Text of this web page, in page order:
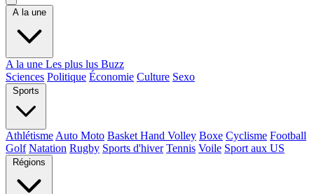
A la une
A la une Les plus lus Buzz
Sciences Politique Économie Culture Sexo
Sports
Athlétisme Auto Moto Basket Hand Volley Boxe Cyclisme Football
Golf Natation Rugby Sports d'hiver Tennis Voile Sport aux US
Régions